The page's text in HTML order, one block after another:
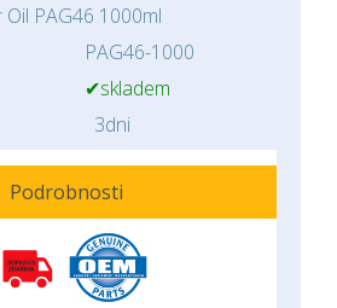
PAG46 1000ml
PAG46-1000
✔skladem
3dni
Podrobnosti